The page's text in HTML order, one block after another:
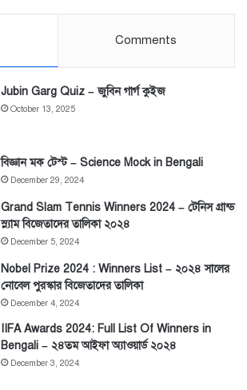
Comments
Jubin Garg Quiz – জুবিন গার্গ কুইজ
October 13, 2025
বিজ্ঞান মক টেস্ট – Science Mock in Bengali
December 29, 2024
Grand Slam Tennis Winners 2024 – টেনিস গ্রান্ড
স্ল্যাম বিজেতাদের তালিকা ২০২৪
December 5, 2024
Nobel Prize 2024 : Winners List – ২০২৪ সালের
নোবেল পুরস্কার বিজেতাদের তালিকা
December 4, 2024
IIFA Awards 2024: Full List Of Winners in
Bengali – ২৪তম আইফা অ্যাওয়ার্ড ২০২৪
December 3, 2024